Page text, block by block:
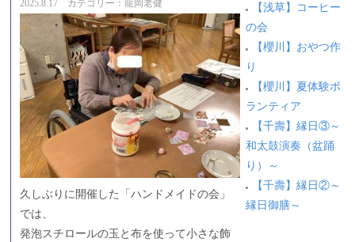
2025.8.17 カテゴリー：龍岡老健
久しぶりに開催した「ハンドメイドの会」
では、
発泡スチロールの玉と布を使って小さな飾
【浅草】コーヒー
の会
【櫻川】おやつ作
り
【櫻川】夏体験ボ
ランティア
【千壽】縁日③～
和太鼓演奏（盆踊
り）～
【千壽】縁日②～
縁日御膳～